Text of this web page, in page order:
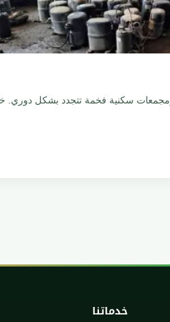
ومجمعات سكنية فخمة تتجدد بشكل
خدماتنا